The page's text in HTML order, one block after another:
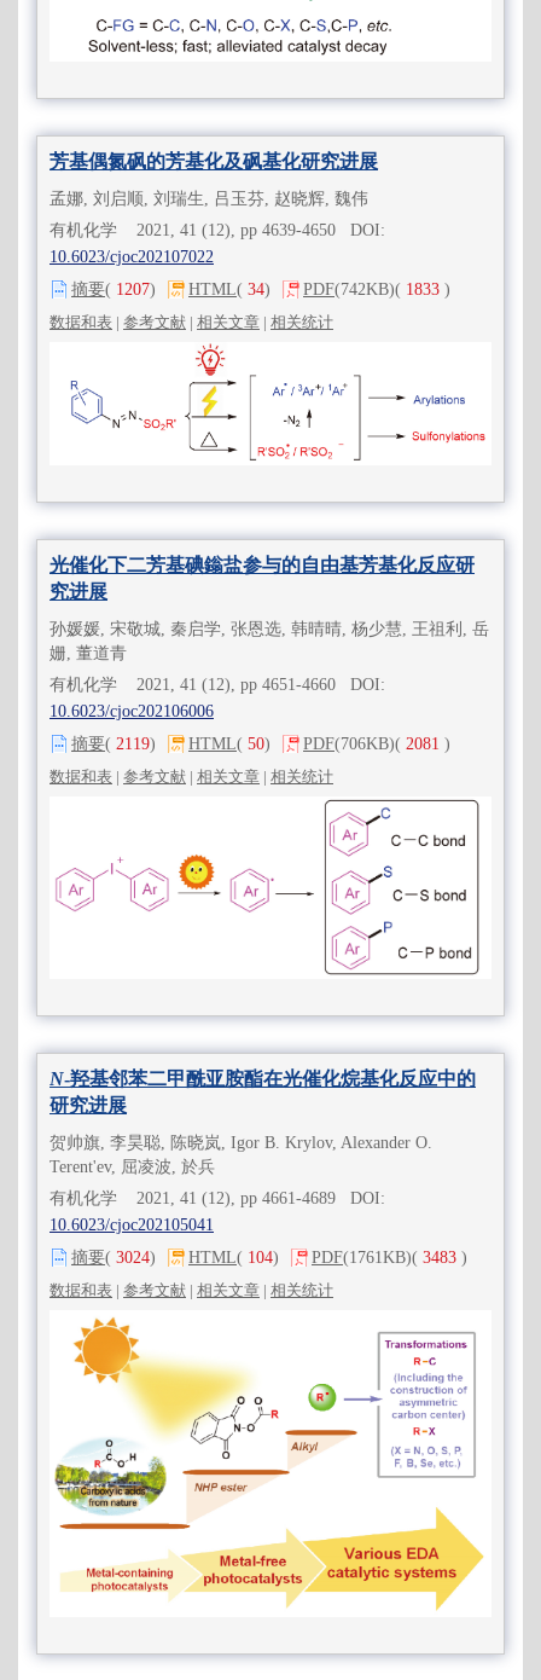
芳基偶氮砜的芳基化及砜基化研究进展
孟娜, 刘启顺, 刘瑞生, 吕玉芬, 赵晓辉, 魏伟
有机化学 2021, 41 (12), pp 4639-4650 DOI:
10.6023/cjoc202107022
摘要( 1207) HTML( 34) PDF(742KB)( 1833 )
数据和表 | 参考文献 | 相关文章 | 相关统计
光催化下二芳基碘鎓盐参与的自由基芳基化反应研
究进展
孙媛媛, 宋敬城, 秦启学, 张恩选, 韩晴晴, 杨少慧, 王祖利, 岳
姗, 董道青
有机化学 2021, 41 (12), pp 4651-4660 DOI:
10.6023/cjoc202106006
摘要( 2119) HTML( 50) PDF(706KB)( 2081 )
数据和表 | 参考文献 | 相关文章 | 相关统计
N-羟基邻苯二甲酰亚胺酯在光催化烷基化反应中的
研究进展
贺帅旗, 李昊聪, 陈晓岚, Igor B. Krylov, Alexander O.
Terent'ev, 屈凌波, 於兵
有机化学 2021, 41 (12), pp 4661-4689 DOI:
10.6023/cjoc202105041
摘要( 3024) HTML( 104) PDF(1761KB)( 3483 )
数据和表 | 参考文献 | 相关文章 | 相关统计